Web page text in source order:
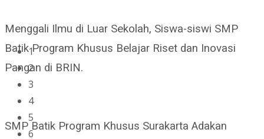
Menggali Ilmu di Luar Sekolah, Siswa-siswi SMP
Batik Program Khusus Belajar Riset dan Inovasi
Pangan di BRIN.
SMP Batik Program Khusus Surakarta Adakan
1
2
3
4
5
6